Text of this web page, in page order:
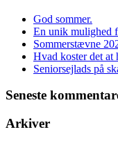
God sommer.
En unik mulighed
Sommerstævne
Hvad koster det at
Seniorsejlads på
Seneste
Arkiver